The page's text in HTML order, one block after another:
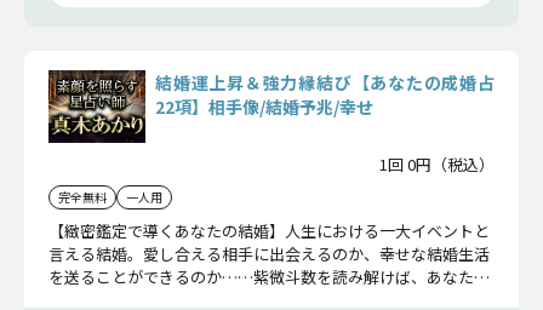
結婚運上昇＆強力縁結び【あなたの成婚占
22項】相手像/結婚予兆/幸せ
1回 0円（税込）
完全無料 一人用
【緻密鑑定で導くあなたの結婚】人生における一大イベントと
言える結婚。愛し合える相手に出会えるのか、幸せな結婚生活
を送ることができるのか……紫微斗数を読み解けば、あなたの